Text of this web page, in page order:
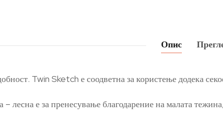
Опис
Twin Sketch е соодветна за користење додека
лесна е за пренесување благодарение на малата